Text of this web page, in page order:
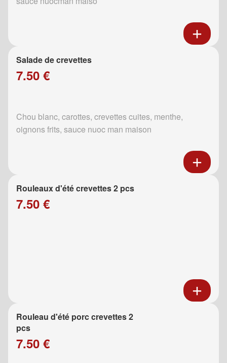
Salade de crevettes
7.50 €
Chou blanc, carottes, crevettes cuites, menthe,
oignons frits, sauce nuoc man maison
Rouleaux d'été crevettes 2 pcs
7.50 €
Rouleau d'été porc crevettes 2
pcs
7.50 €